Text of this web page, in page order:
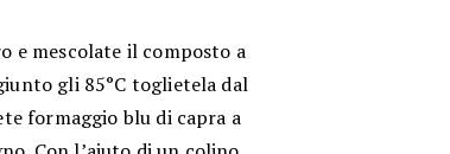
e mescolate il composto a
gli 85°C toglietela dal
formaggio blu di capra a